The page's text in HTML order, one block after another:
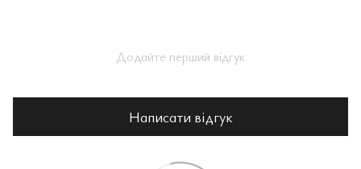
Додайте перший відгук
Написати відгук